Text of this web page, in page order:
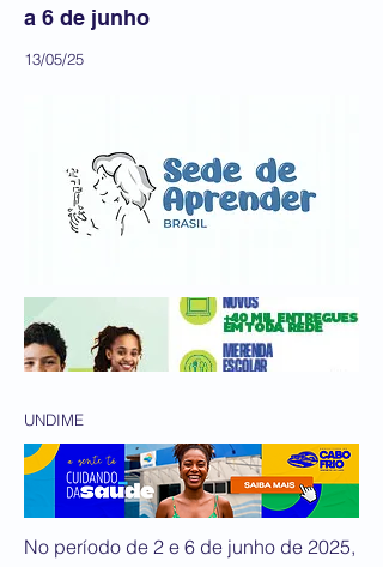
a 6 de junho
13/05/25
UNDIME
No período de 2 e 6 de junho de 2025,